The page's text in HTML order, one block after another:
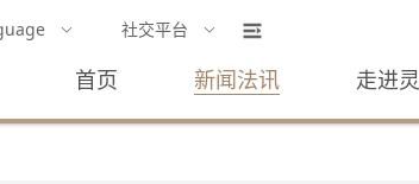
社交平台
首页 新闻法讯 走进